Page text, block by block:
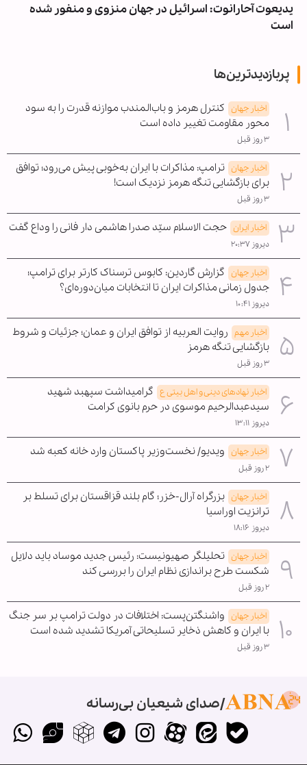
یدیعوت آحارانوت: اسرائیل در جهان منزوی و منفور شده
است
پربازدیدترین‌ها
اخبار جهان کنترل هرمز و باب‌المندب موازنه قدرت را به سود
محور مقاومت تغییر داده است
۳ روز قبل
اخبار جهان ترامپ: مذاکرات با ایران به‌خوبی پیش می‌رود؛ توافق
برای بازگشایی تنگه هرمز نزدیک است!
۳ روز قبل
اخبار ایران حجت الاسلام سیّد صدرا هاشمی دار فانی را وداع گفت
دیروز ۲۰:۳۷
اخبار جهان گزارش گاردین: کابوس ترسناک کارتر برای ترامپ؛
جدول زمانی مذاکرات ایران تا انتخابات میان‌دوره‌ای؟
دیروز ۱۰:۴۱
اخبار مهم روایت العربیه از توافق ایران و عمان؛ جزئیات و شروط
بازگشایی تنگه هرمز
۳ روز قبل
اخبار نهادهای دینی و اهل بیتی ع گرامیداشت سپهبد شهید
سیدعبدالرحیم موسوی در حرم بانوی کرامت
دیروز ۱۳:۱۱
اخبار جهان ویدیو/ نخست‌وزیر پاکستان وارد خانه کعبه شد
۲ روز قبل
اخبار جهان بزرگراه آرال-خزر؛ گام بلند قزاقستان برای تسلط بر
ترانزیت اوراسیا
دیروز ۱۸:۱۶
اخبار جهان تحلیلگر صهیونیست: رئیس جدید موساد باید دلایل
شکست طرح براندازی نظام ایران را بررسی کند
۲ روز قبل
اخبار جهان واشنگتن‌پست: اختلافات در دولت ترامپ بر سر جنگ
با ایران و کاهش ذخایر تسلیحاتی آمریکا تشدید شده است
۳ روز قبل
صدای شیعیان بی‌رسانه